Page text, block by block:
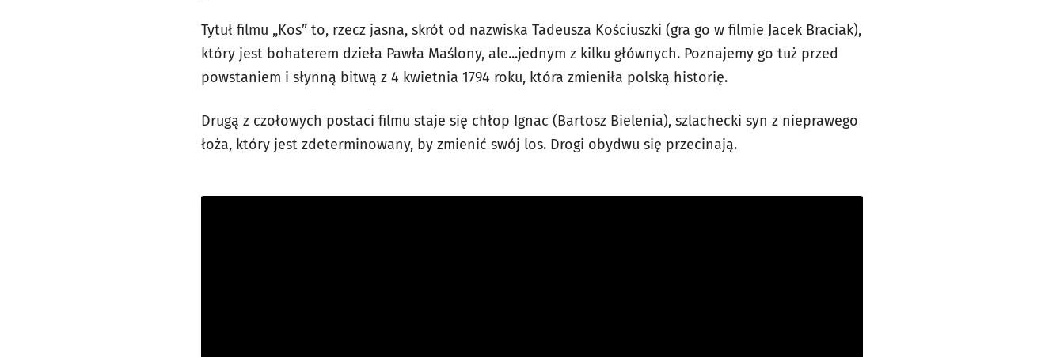
Tytuł filmu „Kos” to, rzecz jasna, skrót od nazwiska Tadeusza Kościuszki (gra go w filmie Jacek Braciak),
który jest bohaterem dzieła Pawła Maślony, ale...jednym z kilku głównych. Poznajemy go tuż przed
powstaniem i słynną bitwą z 4 kwietnia 1794 roku, która zmieniła polską historię.
Drugą z czołowych postaci filmu staje się chłop Ignac (Bartosz Bielenia), szlachecki syn z nieprawego
łoża, który jest zdeterminowany, by zmienić swój los. Drogi obydwu się przecinają.